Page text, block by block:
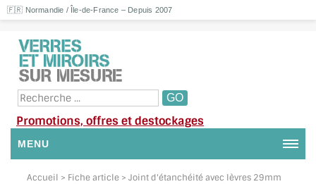
🇫🇷 Normandie / Île-de-France – Depuis 2007
Promotions, offres et destockages
MENU
NOUS CONTACTER
Accueil > Fiche article > Joint d'étanchéité avec lèvres 29mm